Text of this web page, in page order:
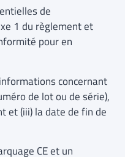
de
1 du règlement et
pour en
concernant
de lot ou de série),
et (iii) la date de fin de
CE et un